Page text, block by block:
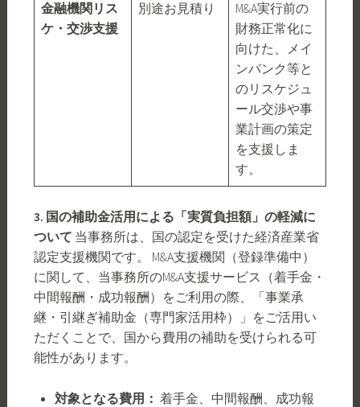
金融機関リス
ケ・交渉支援
別途お見積り
M&A実行前の
財務正常化に
向けた、メイ
ンバンク等と
のリスケジュ
ール交渉や事
業計画の策定
を支援しま
す。
3. 国の補助金活用による「実質負担額」の軽減に
ついて 当事務所は、国の認定を受けた経済産業省
認定支援機関です。 M&A支援機関（登録準備中）
に関して、当事務所のM&A支援サービス（着手金・
中間報酬・成功報酬）をご利用の際、「事業承
継・引継ぎ補助金（専門家活用枠）」をご活用い
ただくことで、国から費用の補助を受けられる可
能性があります。
対象となる費用： 着手金、中間報酬、成功報